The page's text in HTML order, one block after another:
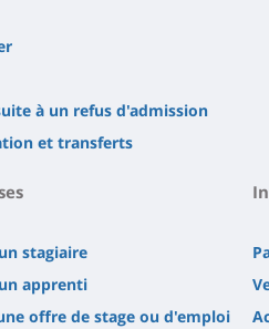
à un refus d'admission
et transferts
stagiaire
apprenti
offre de stage ou d'emploi